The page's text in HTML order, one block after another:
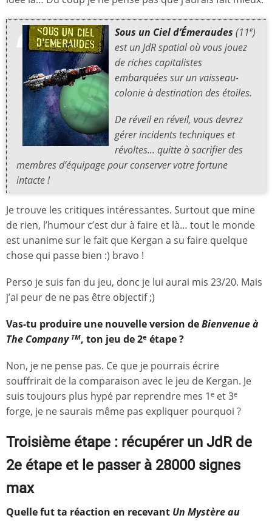
Sous un Ciel d’Émeraudes (11e)
est un JdR spatial où vous jouez
de riches capitalistes
embarquées sur un vaisseau-
colonie à destination des étoiles.
De réveil en réveil, vous devrez
gérer incidents techniques et
révoltes... quitte à sacrifier des
membres d’équipage pour conserver votre fortune
intacte !
Je trouve les critiques intéressantes. Surtout que mine
de rien, l’humour c’est dur à faire et là… tout le monde
est unanime sur le fait que Kergan a su faire quelque
chose qui passe bien :) bravo !
Perso je suis fan du jeu, donc je lui aurai mis 23/20. Mais
j’ai peur de ne pas être objectif ;)
Vas-tu produire une nouvelle version deBienvenue à
The Company TM, ton jeu de 2e étape ?
Non, je ne pense pas. Ce que je pourrais écrire
souffrirait de la comparaison avec le jeu de Kergan. Je
suis toujours plus hypé par reprendre mes 1 e et 3e
forge, je ne saurais même pas expliquer pourquoi ?
Troisième étape : récupérer un JdR de
2e étape et le passer à 28000 signes
max
Quelle fut ta réaction en recevant Un Mystère au